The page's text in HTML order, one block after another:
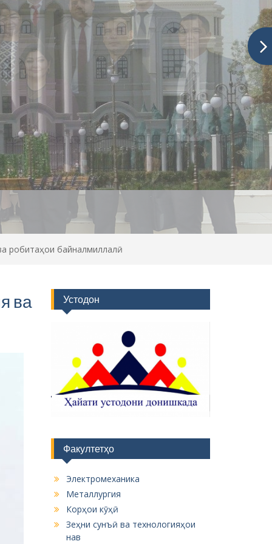
робитаҳои байналмиллалӣ
ва
Устодон
Факултетҳо
Электромеханика
Металлургия
Корҳои кӯҳӣ
Зеҳни сунъӣ ва технологияҳои
нав